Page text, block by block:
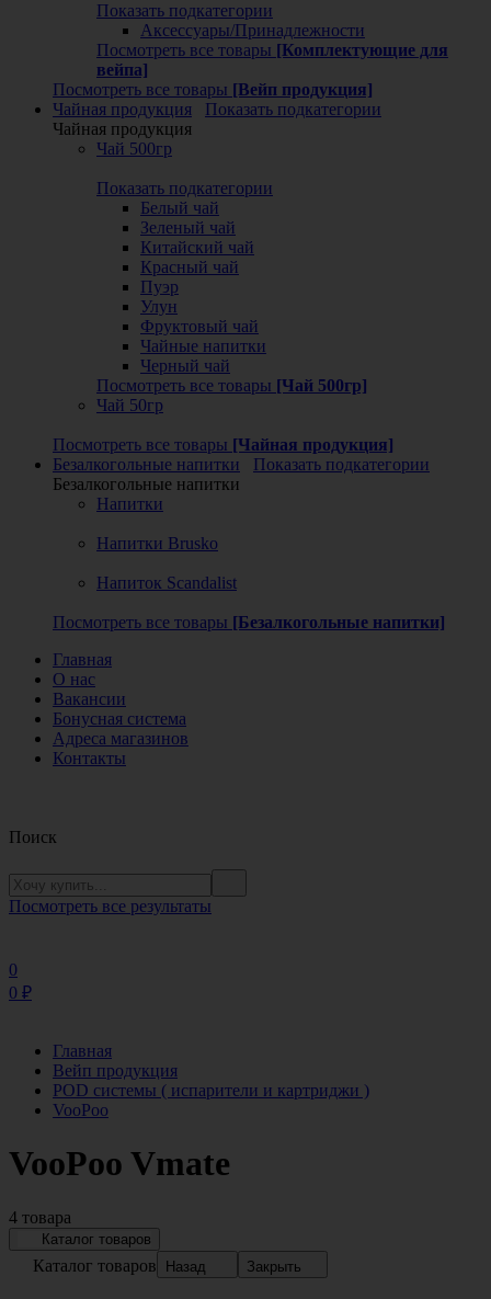
Показать подкатегории
Аксессуары/Принадлежности
Посмотреть все товары [Комплектующие для
вейпа]
Посмотреть все товары [Вейп продукция]
Чайная продукция
Показать подкатегории
Чайная продукция
Чай 500гр
Показать подкатегории
Белый чай
Зеленый чай
Китайский чай
Красный чай
Пуэр
Улун
Фруктовый чай
Чайные напитки
Черный чай
Посмотреть все товары [Чай 500гр]
Чай 50гр
Посмотреть все товары [Чайная продукция]
Безалкогольные напитки
Показать подкатегории
Безалкогольные напитки
Напитки
Напитки Brusko
Напиток Scandalist
Посмотреть все товары [Безалкогольные напитки]
Главная
О нас
Вакансии
Бонусная система
Адреса магазинов
Контакты
Поиск
Посмотреть все результаты
0
0 ₽
Главная
Вейп продукция
POD системы ( испарители и картриджи )
VooPoo
VooPoo Vmate
4 товара
Каталог товаров
Каталог товаров Назад Закрыть